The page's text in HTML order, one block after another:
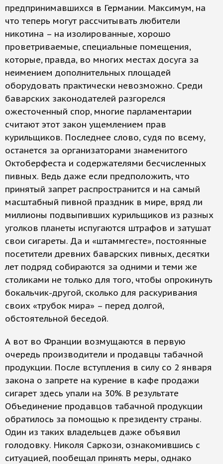
предпринимавшихся в Германии. Максимум, на
что теперь могут рассчитывать любители
никотина – на изолированные, хорошо
проветриваемые, специальные помещения,
которые, правда, во многих местах досуга за
неимением дополнительных площадей
оборудовать практически невозможно. Среди
баварских законодателей разгорелся
ожесточенный спор, многие парламентарии
считают этот закон ущемлением прав
курильщиков. Последнее слово, судя по всему,
останется за организаторами знаменитого
Октоберфеста и содержателями бесчисленных
пивных. Ведь даже если предположить, что
принятый запрет распространится и на самый
масштабный пивной праздник в мире, вряд ли
миллионы подвыпивших курильщиков из разных
уголков планеты испугаются штрафов и затушат
свои сигареты. Да и «штаммгесте», постоянные
посетители древних баварских пивных, десятки
лет подряд собираются за одними и теми же
столиками не только для того, чтобы опрокинуть
бокальчик-другой, сколько для раскуривания
своих «трубок мира» – перед долгой,
обстоятельной беседой.
А вот во Франции возмущаются в первую
очередь производители и продавцы табачной
продукции. После вступления в силу со 2 января
закона о запрете на курение в кафе продажи
сигарет здесь упали на 30%. В результате
Объединение продавцов табачной продукции
обратилось за помощью к президенту страны.
Один из таких владельцев даже объявил
голодовку. Николя Саркози, ознакомившись с
ситуацией, пообещал принять меры, однако